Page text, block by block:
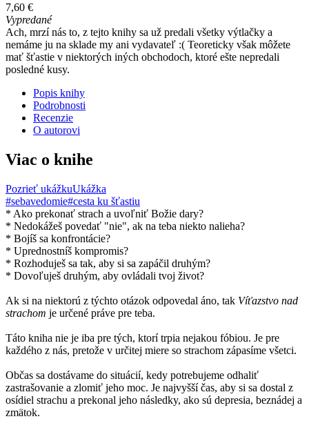
7,60 €
Vypredané
Ach, mrzí nás to, z tejto knihy sa už predali všetky výtlačky a
nemáme ju na sklade my ani vydavateľ :( Teoreticky však môžete
mať šťastie v niektorých iných obchodoch, ktoré ešte nepredali
posledné kusy.
Popis knihy
Podrobnosti
Recenzie
O autorovi
Viac o knihe
Pozrieť ukážkuUkážka
#sebavedomie#cesta ku šťastiu
* Ako prekonať strach a uvoľniť Božie dary?
* Nedokážeš povedať "nie", ak na teba niekto nalieha?
* Bojíš sa konfrontácie?
* Uprednostníš kompromis?
* Rozhoduješ sa tak, aby si sa zapáčil druhým?
* Dovoľuješ druhým, aby ovládali tvoj život?
Ak si na niektorú z týchto otázok odpovedal áno, tak Víťazstvo nad
strachom je určené práve pre teba.
Táto kniha nie je iba pre tých, ktorí trpia nejakou fóbiou. Je pre
každého z nás, pretože v určitej miere so strachom zápasíme všetci.
Občas sa dostávame do situácií, kedy potrebujeme odhaliť
zastrašovanie a zlomiť jeho moc. Je najvyšší čas, aby si sa dostal z
osídiel strachu a prekonal jeho následky, ako sú depresia, beznádej a
zmätok.